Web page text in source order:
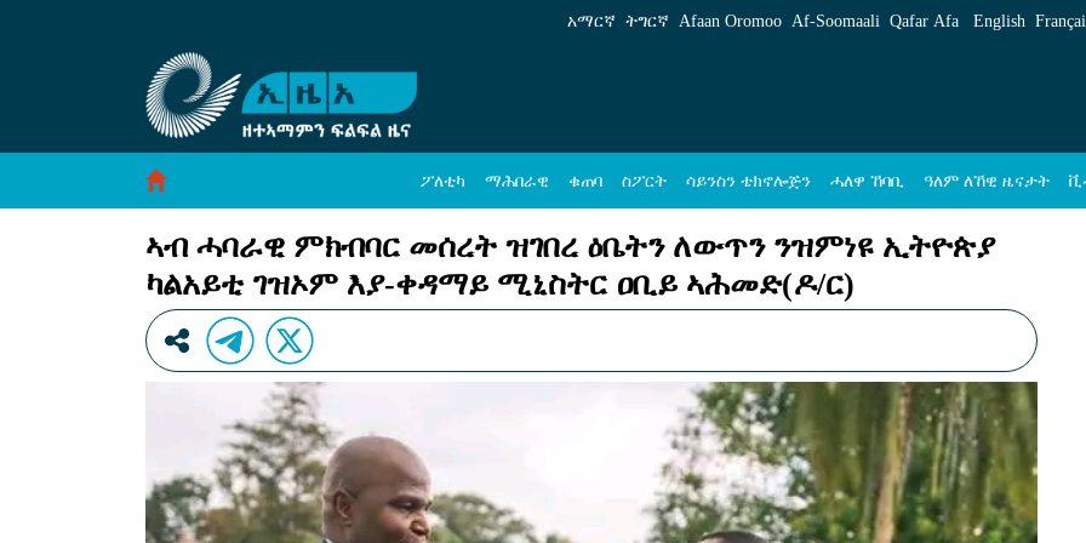
ኣብ ሓባራዊ ምክብባር መሰረት ዝገበረ ዕቤትን ለውጥን ንዝምነዩ ኢትዮጵያ ካልአይቲ ገዝኦም እያ-ቀዳማይ
አማርኛ ትግርኛ Afaan Oromoo Af‑Soomaali Qafar Afa English
ፖለቲካ ማሕበራዊ ቁጠባ ስፖርት ሳይንስን ቴክኖሎጅን ሓለዋ ኸባቢ ዓለም ለኸዊ ዜናታት
ኣብ ሓባራዊ ምክብባር መሰረት ዝገበረ ዕቤትን ለውጥን ንዝምነዩ ኢትዮጵያ
ካልአይቲ ገዝኦም እያ-ቀዳማይ ሚኒስትር ዐቢይ ኣሕመድ(ዶ/ር)